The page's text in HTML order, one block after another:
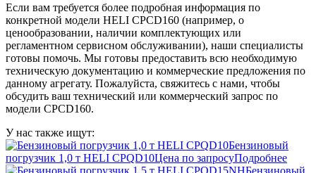
Если вам требуется более подробная информация по
конкретной модели HELI CPCD160 (например, о
ценообразовании, наличии комплектующих или
регламентном сервисном обслуживании), наши специалисты
готовы помочь. Мы готовы предоставить всю необходимую
техническую документацию и коммерческие предложения по
данному агрегату. Пожалуйста, свяжитесь с нами, чтобы
обсудить ваш технический или коммерческий запрос по
модели CPCD160.
У нас также ищут:
Бензиновый
погрузчик 1,0 т HELI CPQD10Цена по запросуПодробнее
Бензиновый